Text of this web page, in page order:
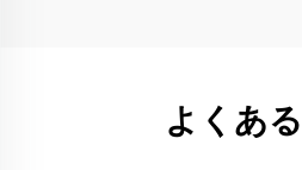
よくあ